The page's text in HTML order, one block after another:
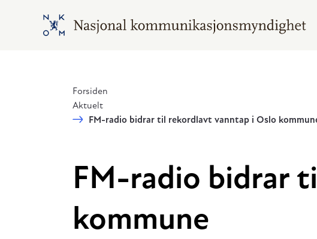
Hopp til hovedinnhold
Gå til hovedsiden
Forsiden
Aktuelt
FM-radio bidrar til rekordlavt vanntap i Oslo
FM-radio bidrar
kommune